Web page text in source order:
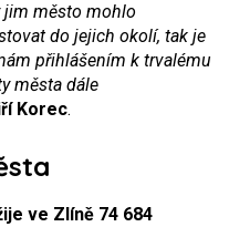
jim město mohlo
do jejich okolí, tak je
přihlášením k trvalému
města dále
Korec.
ve Zlíně 74 684